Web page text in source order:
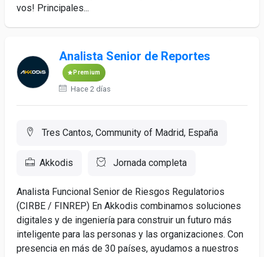
vos! Principales...
Analista Senior de Reportes
Premium
Hace 2 días
Tres Cantos, Community of Madrid, España
Akkodis Jornada completa
Analista Funcional Senior de Riesgos Regulatorios
(CIRBE / FINREP) En Akkodis combinamos soluciones
digitales y de ingeniería para construir un futuro más
inteligente para las personas y las organizaciones. Con
presencia en más de 30 países, ayudamos a nuestros